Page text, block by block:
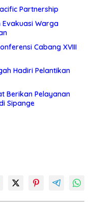
Partnership
Evakuasi Warga
Cabang XVIII
Hadiri Pelantikan
Berikan Pelayanan
Sipange